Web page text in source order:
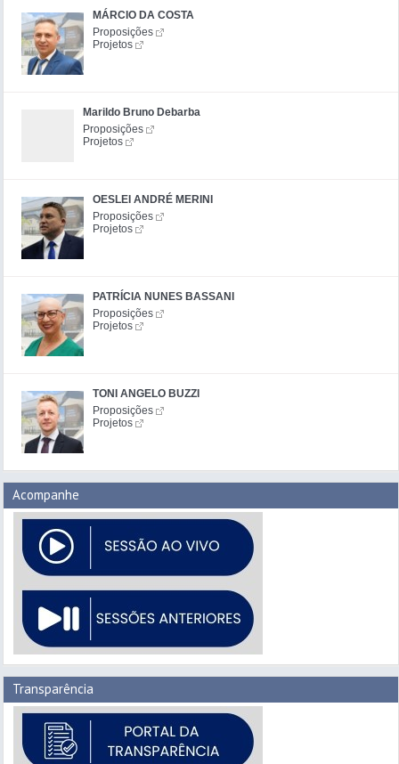
MÁRCIO DA COSTA
Proposições
Projetos
Marildo Bruno Debarba
Proposições
Projetos
OESLEI ANDRÉ MERINI
Proposições
Projetos
PATRÍCIA NUNES BASSANI
Proposições
Projetos
TONI ANGELO BUZZI
Proposições
Projetos
Acompanhe
Transparência